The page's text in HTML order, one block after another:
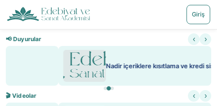
Giriş
📢 Duyurular ‹ ›
Nadir içeriklere kısıtlama ve kredi sistemi getirildi
🎬 Videolar ‹ ›